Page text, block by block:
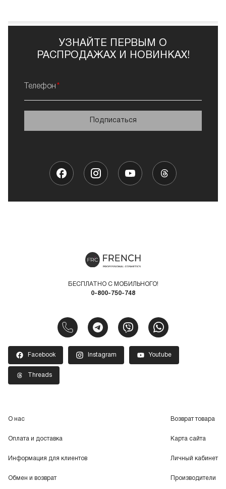
УЗНАЙТЕ ПЕРВЫМ О
РАСПРОДАЖАХ И НОВИНКАХ!
Телефон
Подписаться
БЕСПЛАТНО С МОБИЛЬНОГО!
0-800-750-748
Facebook Instagram Youtube
Threads
О нас
Оплата и доставка
Информация для клиентов
Обмен и возврат
Возврат товара
Карта сайта
Личный кабинет
Производители